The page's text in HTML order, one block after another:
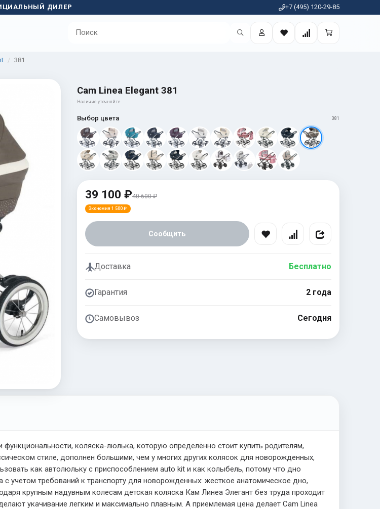
ДИЛЕР +7 (495) 120-29-85
381
Cam Linea Elegant 381
Наличие уточняйте
Выбор цвета 381
39 100 ₽40 600 ₽
Экономия 1 500 ₽
Сообщить
Доставка Бесплатно
Гарантия 2 года
Самовывоз Сегодня
коляска-люлька, которую определённо стоит купить родителям,
стиле, дополнен большими, чем у многих других колясок для новорожденных,
как автолюльку с приспособлением auto kit и как колыбель, потому что дно
учетом требований к транспорту для новорожденных: жесткое анатомическое дно,
крупным надувным колесам детская коляска Кам Линеа Элегант без труда проходит
укачивание легким и максимально плавным. А приемлемая цена делает Cam Linea